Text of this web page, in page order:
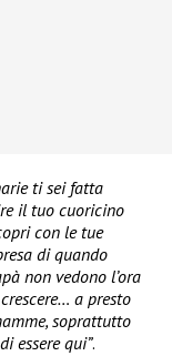
ti sei fatta
il tuo cuoricino
con le tue
di quando
non vedono l’ora
a presto
soprattutto
essere qui”.